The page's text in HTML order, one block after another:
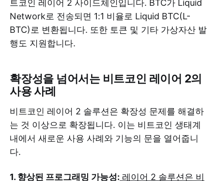
트코인 ​​레이어 2 사이드체인입니다. BTC가 Liquid
Network로 전송되면 1:1 비율로 Liquid BTC(L-
BTC)로 변환됩니다. 또한 토큰 및 기타 가상자산 발
행도 지원합니다.
확장성을 넘어서는 비트코인 ​​레이어 2의
사용 사례
비트코인 레이어 2 솔루션은 확장성 문제를 해결하
는 것 이상으로 확장됩니다. 이는 비트코인 ​​생태계
내에서 새로운 사용 사례와 기능의 문을 열어줍니
다.
1. 향상된 프로그래밍 가능성: 레이어 2 솔루션은 비